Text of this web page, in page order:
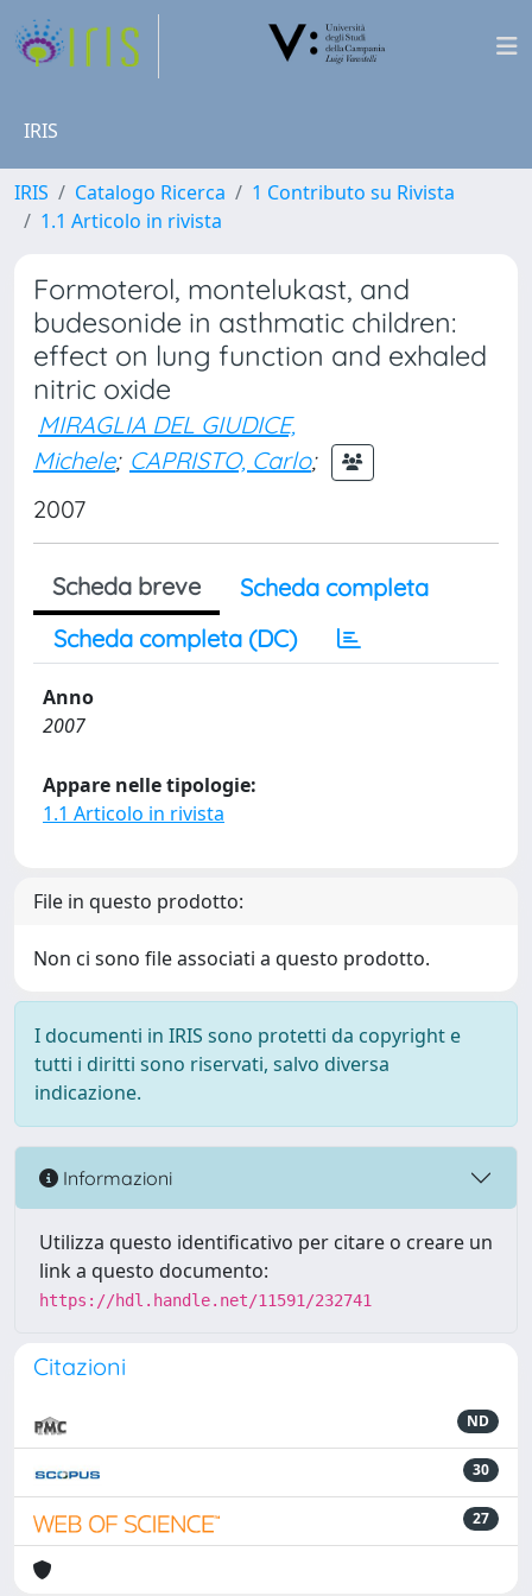
IRIS
IRIS Catalogo Ricerca
1 Contributo su Rivista
1.1 Articolo in rivista
Formoterol, montelukast, and
budesonide in asthmatic children:
effect on lung function and exhaled
nitric oxide
MIRAGLIA DEL GIUDICE,
Michele; CAPRISTO, Carlo;
2007
Scheda breve
Scheda completa
Scheda completa (DC)
Anno
2007
Appare nelle tipologie:
1.1 Articolo in rivista
File in questo prodotto:
Non ci sono file associati a questo prodotto.
I documenti in IRIS sono protetti da copyright e
tutti i diritti sono riservati, salvo diversa
indicazione.
Informazioni
Utilizza questo identificativo per citare o creare un
link a questo documento:
https://hdl.handle.net/11591/232741
Citazioni
ND
30
27